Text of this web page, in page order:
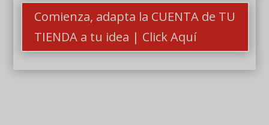
Comienza, adapta la CUENTA de TU
TIENDA a tu idea | Click Aquí